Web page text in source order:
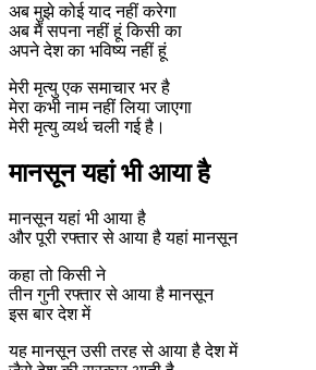
अब मुझे कोई याद नहीं करेगा
अब मैं सपना नहीं हूं किसी का
अपने देश का भविष्य नहीं हूं
मेरी मृत्यु एक समाचार भर है
मेरा कभी नाम नहीं लिया जाएगा
मेरी मृत्यु व्यर्थ चली गई है।
मानसून यहां भी आया है
मानसून यहां भी आया है
और पूरी रफ्तार से आया है यहां मानसून
कहा तो किसी ने
तीन गुनी रफ्तार से आया है मानसून
इस बार देश में
यह मानसून उसी तरह से आया है देश में